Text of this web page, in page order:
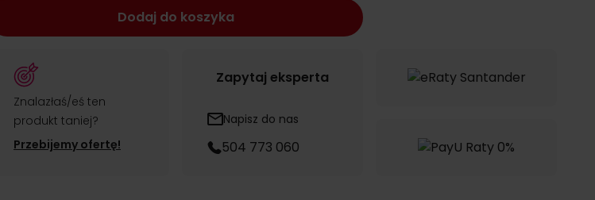
Dodaj do koszyka
Znalazłaś/eś ten
produkt taniej?
Przebijemy ofertę!
Zapytaj eksperta
Napisz do nas
504 773 060